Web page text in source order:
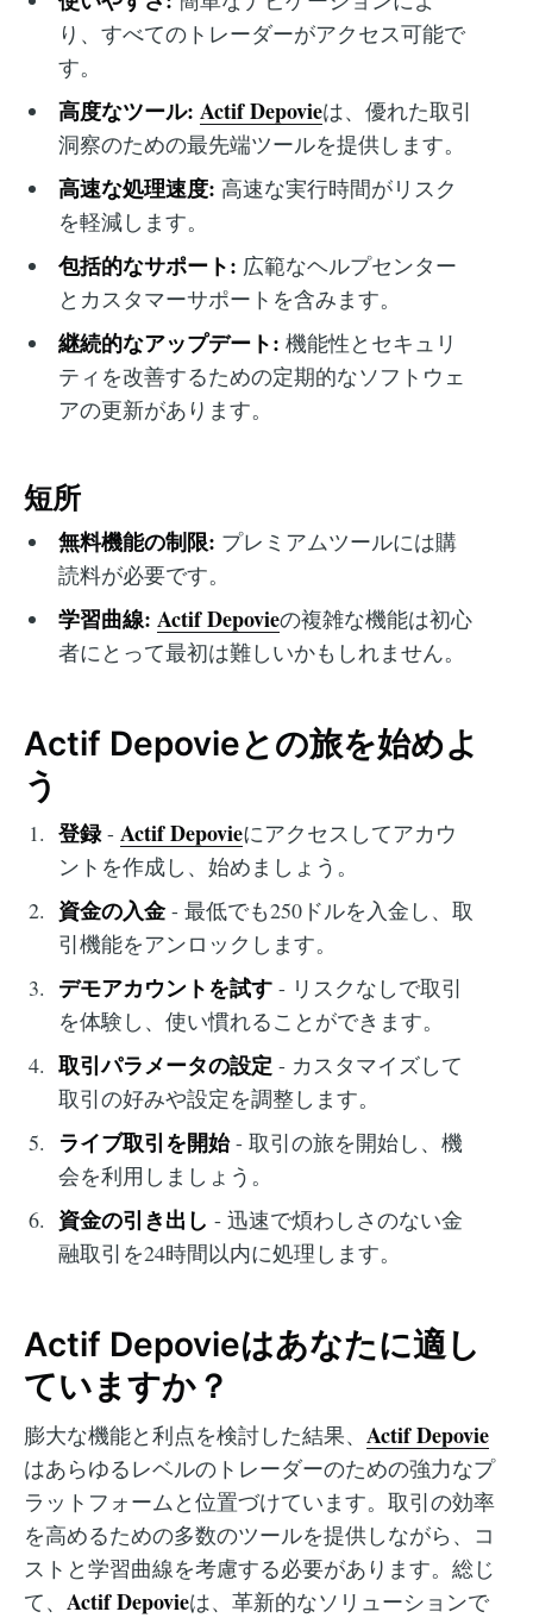
り、すべてのトレーダーがアクセス可能で
す。
高度なツール: Actif Depovieは、優れた取引
洞察のための最先端ツールを提供します。
高速な処理速度: 高速な実行時間がリスク
を軽減します。
包括的なサポート: 広範なヘルプセンター
とカスタマーサポートを含みます。
継続的なアップデート: 機能性とセキュリ
ティを改善するための定期的なソフトウェ
アの更新があります。
短所
無料機能の制限: プレミアムツールには購
読料が必要です。
学習曲線: Actif Depovieの複雑な機能は初心
者にとって最初は難しいかもしれません。
Actif Depovieとの旅を始めよ
う
登録- Actif Depovieにアクセスしてアカウ
ントを作成し、始めましょう。
資金の入金- 最低でも250ドルを入金し、取
引機能をアンロックします。
デモアカウントを試す- リスクなしで取引
を体験し、使い慣れることができます。
取引パラメータの設定 - カスタマイズして
取引の好みや設定を調整します。
ライブ取引を開始- 取引の旅を開始し、機
会を利用しましょう。
資金の引き出し - 迅速で煩わしさのない金
融取引を24時間以内に処理します。
Actif Depovieはあなたに適し
ていますか？
膨大な機能と利点を検討した結果、 Actif Depovie
はあらゆるレベルのトレーダーのための強力なプ
ラットフォームと位置づけています。取引の効率
を高めるための多数のツールを提供しながら、コ
ストと学習曲線を考慮する必要があります。総じ
て、 Actif Depovieは、革新的なソリューションで